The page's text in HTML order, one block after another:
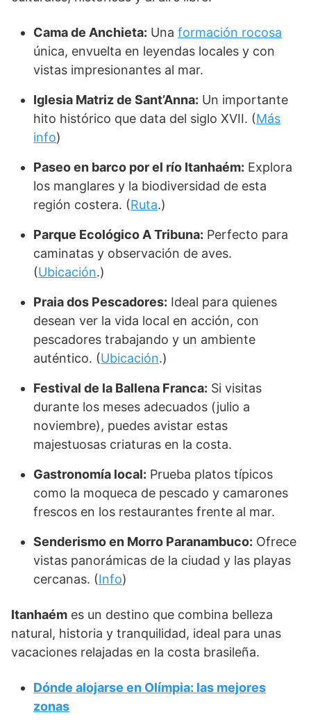
Cama de Anchieta: Una formación rocosa
única, envuelta en leyendas locales y con
vistas impresionantes al mar.
Iglesia Matriz de Sant’Anna: Un importante
hito histórico que data del siglo XVII. (Más
info)
Paseo en barco por el río Itanhaém: Explora
los manglares y la biodiversidad de esta
región costera. (Ruta.)
Parque Ecológico A Tribuna: Perfecto para
caminatas y observación de aves.
(Ubicación.)
Praia dos Pescadores: Ideal para quienes
desean ver la vida local en acción, con
pescadores trabajando y un ambiente
auténtico. (Ubicación.)
Festival de la Ballena Franca: Si visitas
durante los meses adecuados (julio a
noviembre), puedes avistar estas
majestuosas criaturas en la costa.
Gastronomía local: Prueba platos típicos
como la moqueca de pescado y camarones
frescos en los restaurantes frente al mar.
Senderismo en Morro Paranambuco: Ofrece
vistas panorámicas de la ciudad y las playas
cercanas. (Info)
Itanhaém es un destino que combina belleza
natural, historia y tranquilidad, ideal para unas
vacaciones relajadas en la costa brasileña.
Dónde alojarse en Olímpia: las mejores
zonas